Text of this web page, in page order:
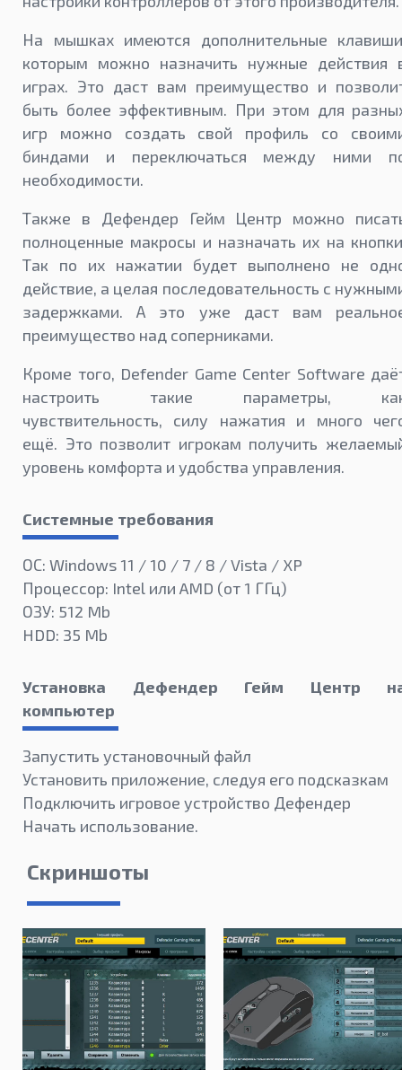
На мышках имеются дополнительные
которым можно назначить нужные действия
играх. Это даст вам преимущество и
быть более эффективным. При этом для
игр можно создать свой профиль со
биндами и переключаться между ними
необходимости.
Также в Дефендер Гейм Центр можно
полноценные макросы и назначать их на
Так по их нажатии будет выполнено не
действие, а целая последовательность с
задержками. А это уже даст вам
преимущество над соперниками.
Кроме того, Defender Game Center Software
настроить такие параметры,
чувствительность, силу нажатия и много
ещё. Это позволит игрокам получить
уровень комфорта и удобства управления.
Системные требования
ОС: Windows 11 / 10 / 7 / 8 / Vista / XP
Процессор: Intel или AMD (от 1 ГГц)
ОЗУ: 512 Mb
HDD: 35 Mb
Установка Дефендер Гейм Центр
компьютер
Запустить установочный файл
Установить приложение, следуя его подсказкам
Подключить игровое устройство Дефендер
Начать использование.
Скриншоты